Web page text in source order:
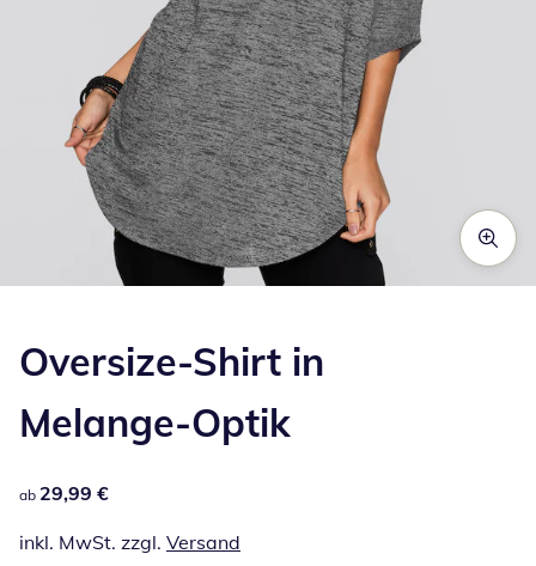
Oversize-Shirt in
Melange-Optik
29,99 €
ab 29,99 €
inkl. MwSt. zzgl. Versand